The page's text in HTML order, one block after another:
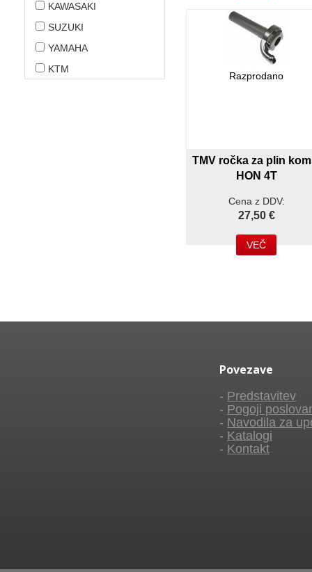
KAWASAKI
SUZUKI
YAMAHA
KTM
Razprodano
TMV ročka za plin
HON 4T
Cena z DDV:
27,50 €
VEČ
Povezave
- Predstavitev
- Pogoji
- Navodila za
- Katalogi
- Kontakt